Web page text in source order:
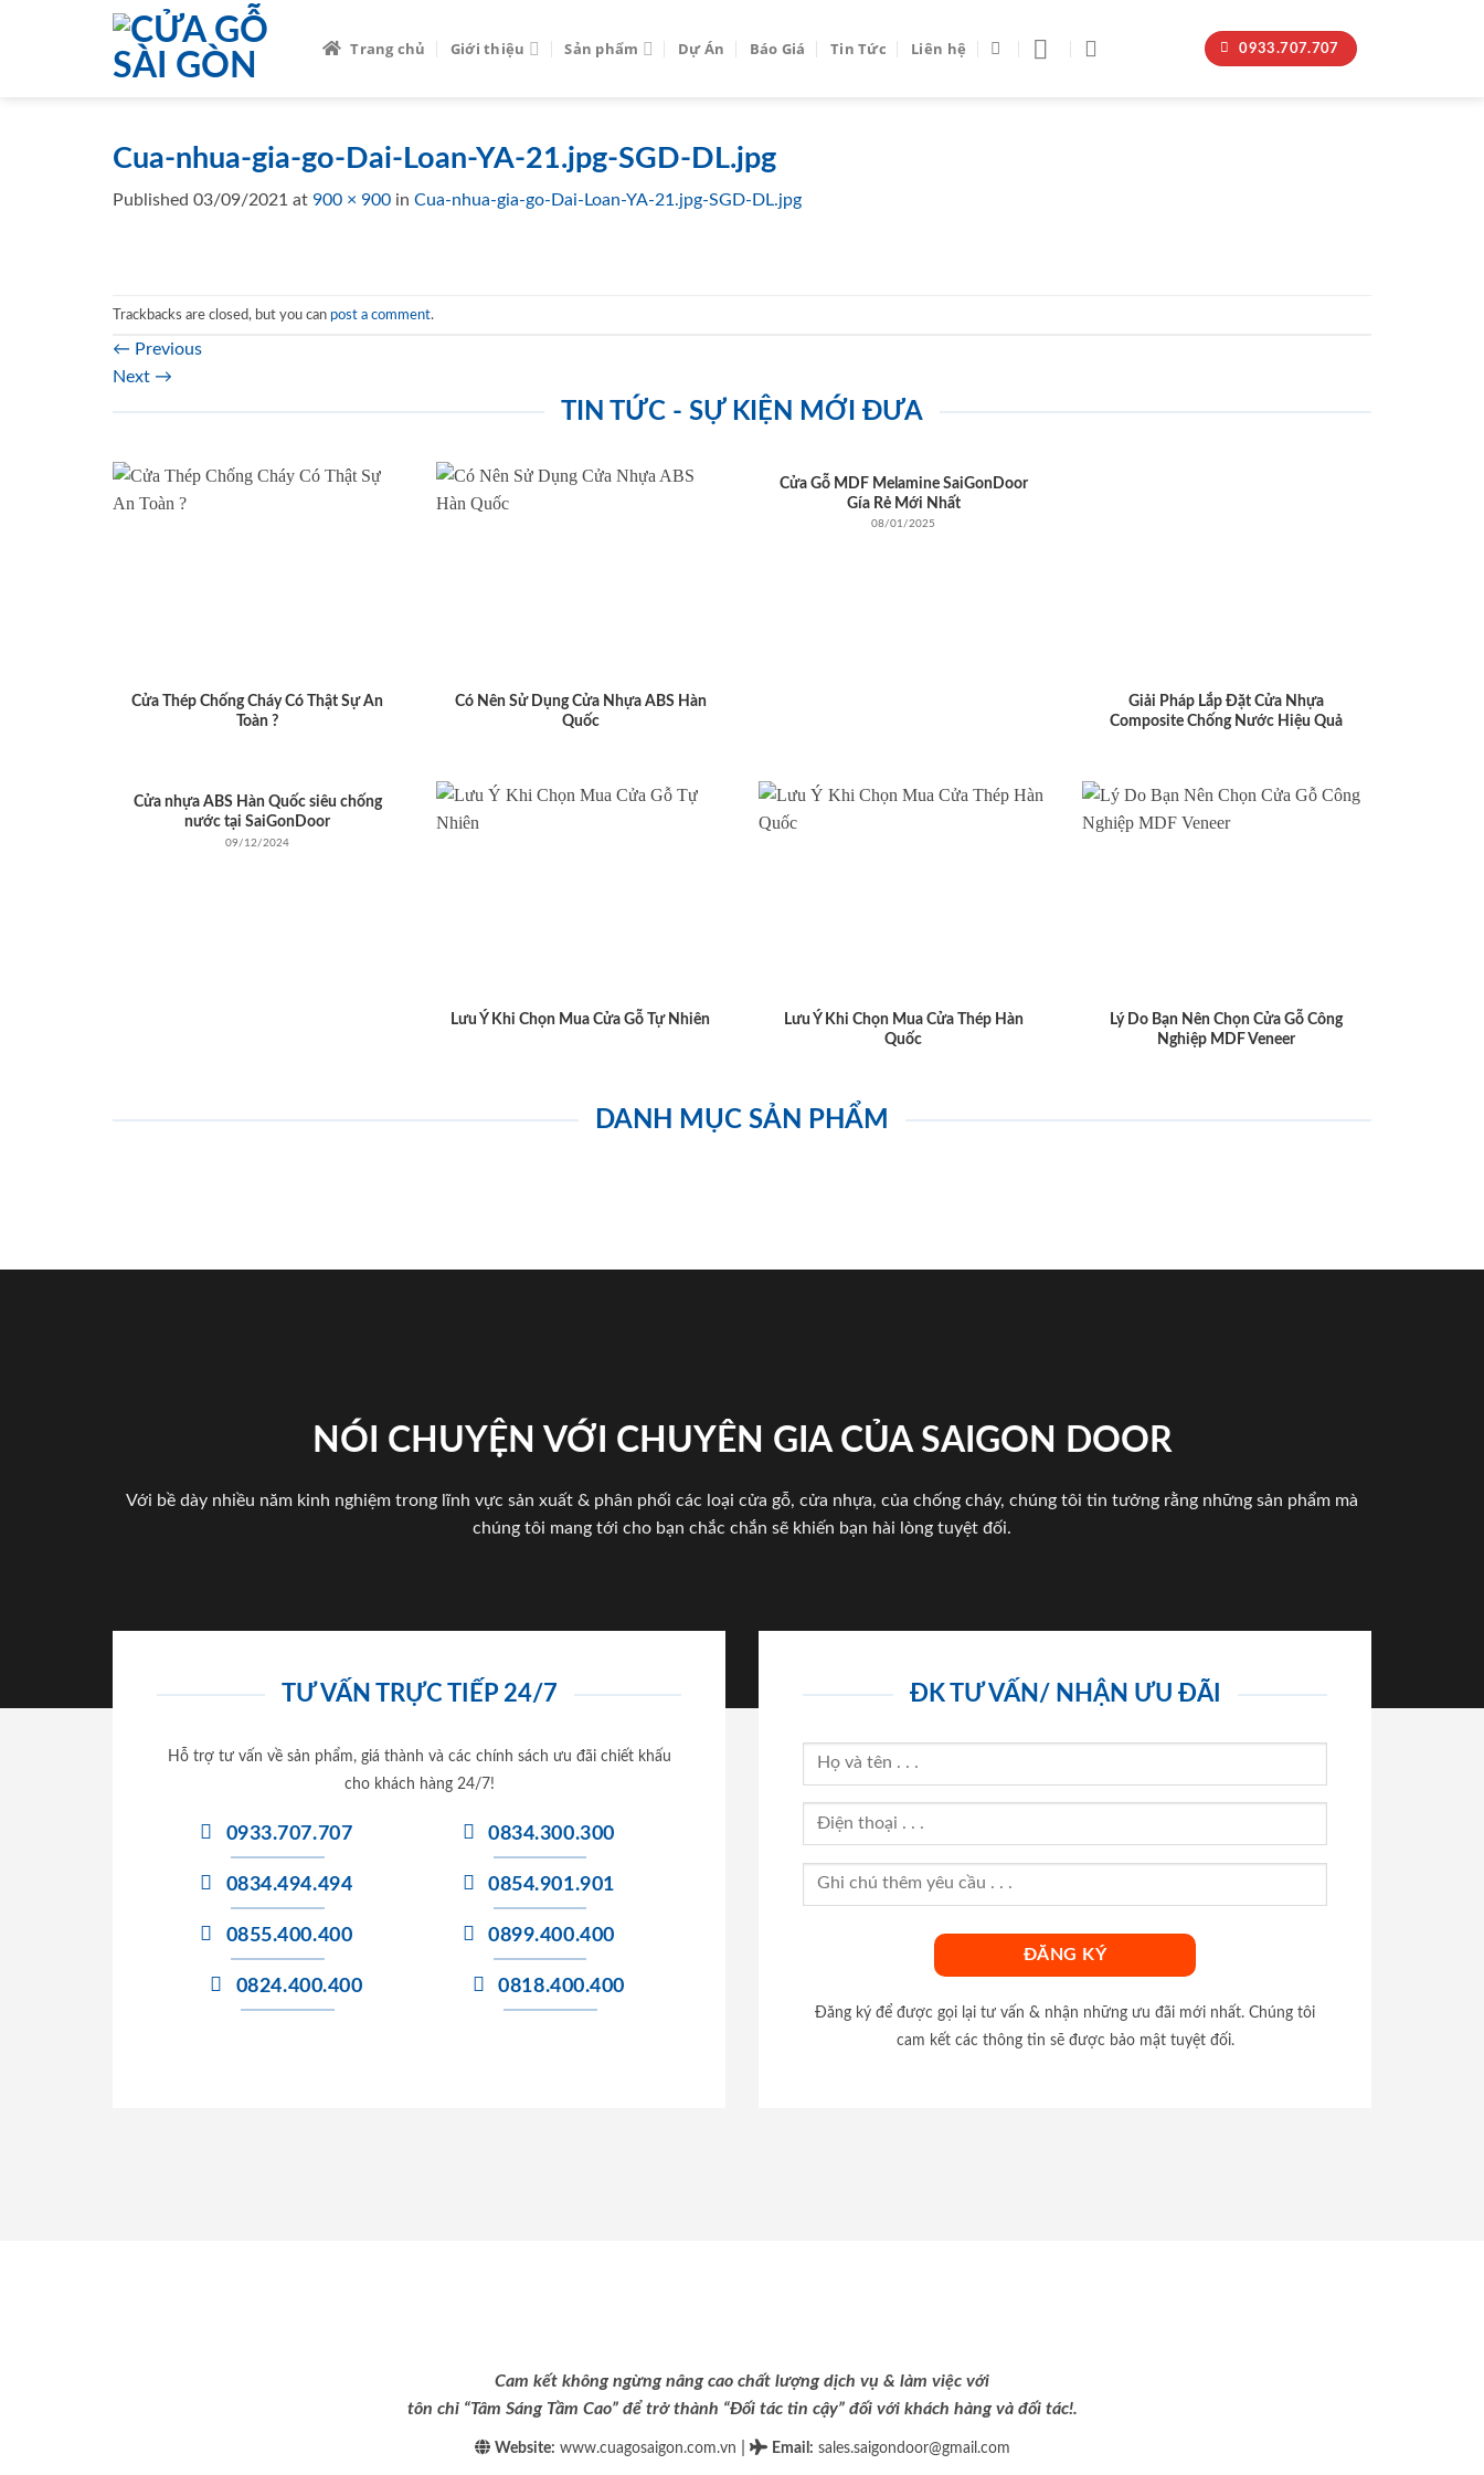
Trang chủ Giới thiệu Sản phẩm Dự Án Báo Giá Tin Tức Liên hệ 0933.707.707
Cua-nhua-gia-go-Dai-Loan-YA-21.jpg-SGD-DL.jpg
Published 03/09/2021 at 900 × 900 in Cua-nhua-gia-go-Dai-Loan-YA-21.jpg-SGD-DL.jpg
Trackbacks are closed, but you can post a comment.
← Previous
Next →
TIN TỨC - SỰ KIỆN MỚI ĐƯA
Cửa Thép Chống Cháy Có Thật Sự An
Toàn ?
Có Nên Sử Dụng Cửa Nhựa ABS Hàn
Quốc
Cửa Gỗ MDF Melamine SaiGonDoor
Gía Rẻ Mới Nhất
08/01/2025
Giải Pháp Lắp Đặt Cửa Nhựa
Composite Chống Nước Hiệu Quả
Cửa nhựa ABS Hàn Quốc siêu chống
nước tại SaiGonDoor
09/12/2024
Lưu Ý Khi Chọn Mua Cửa Gỗ Tự Nhiên
Lưu Ý Khi Chọn Mua Cửa Thép Hàn
Quốc
Lý Do Bạn Nên Chọn Cửa Gỗ Công
Nghiệp MDF Veneer
DANH MỤC SẢN PHẨM
NÓI CHUYỆN VỚI CHUYÊN GIA CỦA SAIGON DOOR
Với bề dày nhiều năm kinh nghiệm trong lĩnh vực sản xuất & phân phối các loại cửa gỗ, cửa nhựa, của chống cháy, chúng tôi tin tưởng rằng những sản phẩm mà
chúng tôi mang tới cho bạn chắc chắn sẽ khiến bạn hài lòng tuyệt đối.
TƯ VẤN TRỰC TIẾP 24/7
Hỗ trợ tư vấn về sản phẩm, giá thành và các chính sách ưu đãi chiết khấu
cho khách hàng 24/7!
0933.707.707
0834.494.494
0855.400.400
0824.400.400
0834.300.300
0854.901.901
0899.400.400
0818.400.400
ĐK TƯ VẤN/ NHẬN ƯU ĐÃI
Đăng ký để được gọi lại tư vấn & nhận những ưu đãi mới nhất. Chúng tôi
cam kết các thông tin sẽ được bảo mật tuyệt đối.
Cam kết không ngừng nâng cao chất lượng dịch vụ & làm việc với
tôn chỉ “Tâm Sáng Tầm Cao” để trở thành “Đối tác tin cậy” đối với khách hàng và đối tác!.
Website: www.cuagosaigon.com.vn Email : sales.saigondoor@gmail.com